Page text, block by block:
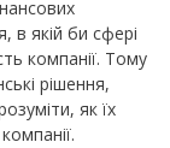
в якій би сфері
компанії. Тому
рішення,
як їх